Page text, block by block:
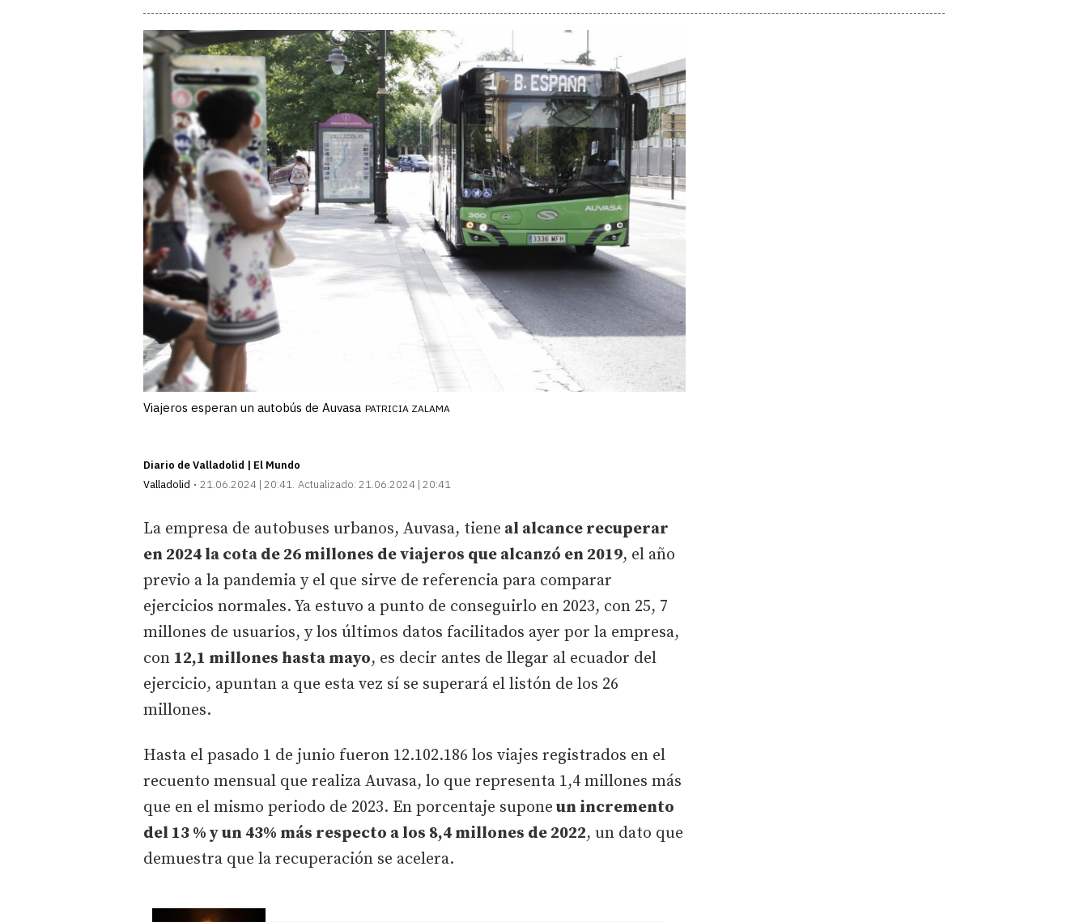
Viajeros esperan un autobús de Auvasa PATRICIA ZALAMA
Diario de Valladolid | El Mundo
Valladolid
21.06.2024 | 20:41 Actualizado: 21.06.2024 | 20:41
La empresa de autobuses urbanos, Auvasa, tiene al alcance recuperar
en 2024 la cota de 26 millones de viajeros que alcanzó en 2019, el año
previo a la pandemia y el que sirve de referencia para comparar
ejercicios normales. Ya estuvo a punto de conseguirlo en 2023, con 25, 7
millones de usuarios, y los últimos datos facilitados ayer por la empresa,
con 12,1 millones hasta mayo, es decir antes de llegar al ecuador del
ejercicio, apuntan a que esta vez sí se superará el listón de los 26
millones.
Hasta el pasado 1 de junio fueron 12.102.186 los viajes registrados en el
recuento mensual que realiza Auvasa, lo que representa 1,4 millones más
que en el mismo periodo de 2023. En porcentaje supone un incremento
del 13 % y un 43% más respecto a los 8,4 millones de 2022, un dato que
demuestra que la recuperación se acelera.